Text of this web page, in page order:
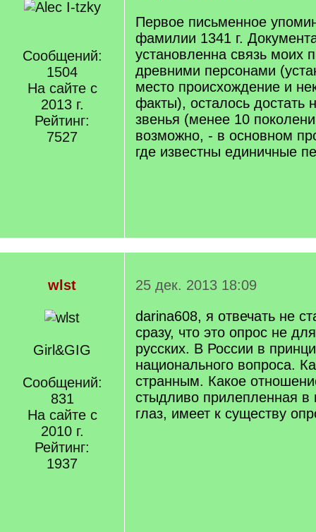
Сообщений:
1504
На сайте с
2013 г.
Рейтинг:
7527
Первое письменное
фамилии 1341 г.
установленна связь моих
древними персонами
место происхождение и
факты), осталось достать
звенья (менее 10
возможно, - в основном
где известны единичные
wlst
Girl&GIG
Сообщений:
831
На сайте с
2010 г.
Рейтинг:
1937
25 дек. 2013 18:09
darina608, я отвечать не
сразу, что это опрос не
русских. В России в
национального вопроса.
странным. Какое
стыдливо прилепленная в
глаз, имеет к существу